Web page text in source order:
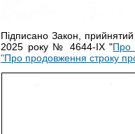
Підписано Закон,
2025 року № 4644-IX "Про
"Про продовження строку